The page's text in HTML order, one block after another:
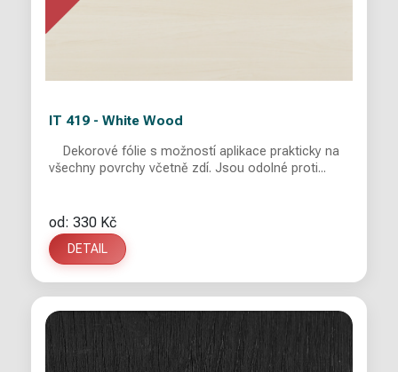
IT 419 - White Wood
všechny povrchy včetně zdí. Jsou odolné proti...
od: 330 Kč
DETAIL